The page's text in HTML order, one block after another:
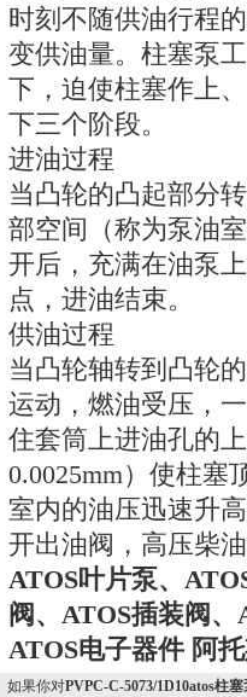
时刻不随供油行程
变供油量。柱塞泵
下，迫使柱塞作上
下三个阶段。
进油过程
当凸轮的凸起部分
部空间（称为泵油
开后，充满在油泵
点，进油结束。
供油过程
当凸轮轴转到凸轮
运动，燃油受压，
住套筒上进油孔的
0.0025mm）使柱
室内的油压迅速升
开出油阀，高压柴
ATOS叶片泵、
阀、ATOS插装阀
ATOS电子器件 阿
如果你对PVPC-C-5073/1D10atos柱